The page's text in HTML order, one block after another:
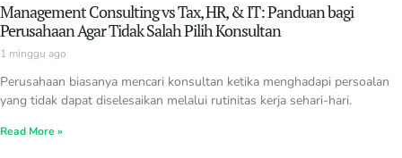
Management Consulting vs Tax, HR, & IT: Panduan bagi
Perusahaan Agar Tidak Salah Pilih Konsultan
1 minggu ago
Perusahaan biasanya mencari konsultan ketika menghadapi persoalan
yang tidak dapat diselesaikan melalui rutinitas kerja sehari-hari.
Read More »